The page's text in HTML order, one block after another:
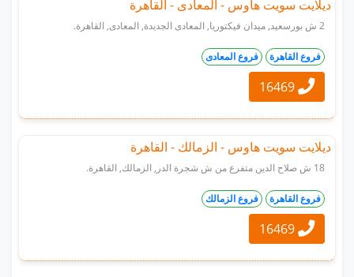
ديلايت سويت هاوس - المعادى - القاهرة
2 ش بورسعيد, ميدان فيكتوريا, المعادى الجديدة, المعادى, القاهرة.
فروع القاهرة فروع المعادى
ديلايت سويت هاوس - الزمالك - القاهرة
18 ش صلاح الدين متفرع من ش شجرة الدر, الزمالك, القاهرة.
فروع القاهرة فروع الزمالك